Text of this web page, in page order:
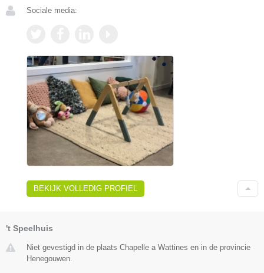
Sociale media:
BEKIJK VOLLEDIG PROFIEL
't Speelhuis
Niet gevestigd in de plaats Chapelle a Wattines en in de provincie
Henegouwen.